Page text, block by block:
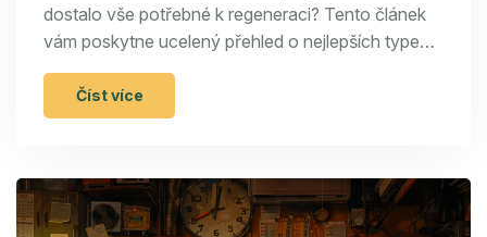
dostalo vše potřebné k regeneraci? Tento článek
vám poskytne ucelený přehled o nejlepších typech
potravin vhodných k večeři po cvičení. Dozvíte se
také o důležitosti časování, kvality potravin a jak
úspěšně kombinovat různé živiny, abyste
Číst více